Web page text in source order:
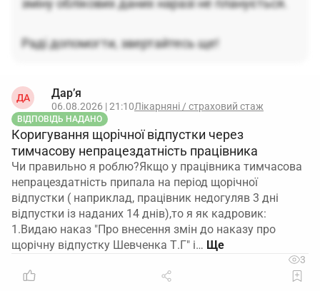
рядках щодо звання та військово‑облікової
«зазначити у повідомленні», наскільки це
3. Для решти «обов’язкових, але відсутніх» даних
безпечніше фіксувати їх саме у супровідному
листі.
Форма додатка 4 не має окремих реквізитів для
інформації про відстрочку, бронювання,
проходження служби або мобілізаційне
розпорядження. У такій ситуації правомірним і
практично обґрунтованим є підхід: у самому
додатку 4 заповнювати наявні поля, аусю
деталізовану інформацію про відсутність даних у
повідомлення. Такий спосіб уже використовується
зміну облікових даних наразі не планується.
Раді допомогти, звертайтесь ще!
ДА Дар’я
06.08.2026 | 21:10Лікарняні / страховий стаж
ВІДПОВІДЬ НАДАНО
Коригування щорічної відпустки через
тимчасову непрацездатність працівника
Чи правильно я роблю?Якщо у працівника тимчасова
непрацездатність припала на період щорічної
відпустки ( наприклад, працівник недогуляв 3 дні
відпустки із наданих 14 днів),то я як кадровик:
1.Видаю наказ "Про внесення змін до наказу про
щорічну відпустку Шевченка Т.Г" і…
3